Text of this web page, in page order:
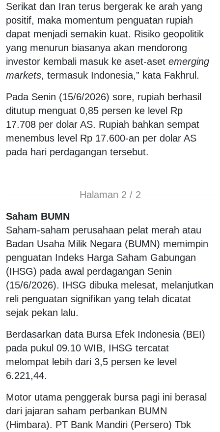
Serikat dan Iran terus bergerak ke arah yang
positif, maka momentum penguatan rupiah
dapat menjadi semakin kuat. Risiko geopolitik
yang menurun biasanya akan mendorong
investor kembali masuk ke aset-aset emerging
markets, termasuk Indonesia,” kata Fakhrul.
Pada Senin (15/6/2026) sore, rupiah berhasil
ditutup menguat 0,85 persen ke level Rp
17.708 per dolar AS. Rupiah bahkan sempat
menembus level Rp 17.600-an per dolar AS
pada hari perdagangan tersebut.
Halaman 2 / 2
Saham BUMN
Saham-saham perusahaan pelat merah atau
Badan Usaha Milik Negara (BUMN) memimpin
penguatan Indeks Harga Saham Gabungan
(IHSG) pada awal perdagangan Senin
(15/6/2026). IHSG dibuka melesat, melanjutkan
reli penguatan signifikan yang telah dicatat
sejak pekan lalu.
Berdasarkan data Bursa Efek Indonesia (BEI)
pada pukul 09.10 WIB, IHSG tercatat
melompat lebih dari 3,5 persen ke level
6.221,44.
Motor utama penggerak bursa pagi ini berasal
dari jajaran saham perbankan BUMN
(Himbara). PT Bank Mandiri (Persero) Tbk